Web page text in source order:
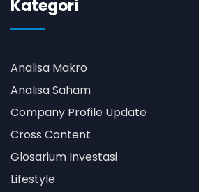
Kategori
Analisa Makro
Analisa Saham
Company Profile Update
Cross Content
Glosarium Investasi
Lifestyle